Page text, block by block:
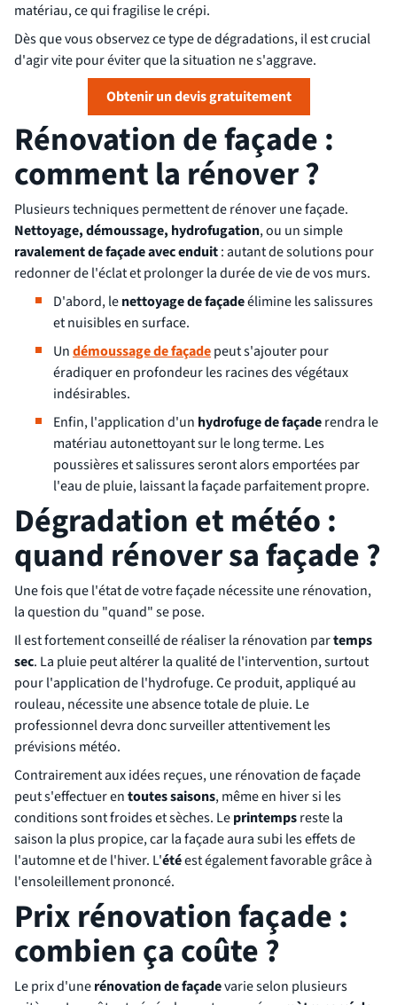
matériau, ce qui fragilise le crépi.
Dès que vous observez ce type de dégradations, il est crucial
d'agir vite pour éviter que la situation ne s'aggrave.
Obtenir un devis gratuitement
Rénovation de façade :
comment la rénover ?
Plusieurs techniques permettent de rénover une façade.
Nettoyage, démoussage, hydrofugation, ou un simple
ravalement de façade avec enduit: autant de solutions pour
redonner de l'éclat et prolonger la durée de vie de vos murs.
D'abord, lenettoyage de façadeélimine les salissures
et nuisibles en surface.
Undémoussage de façadepeut s'ajouter pour
éradiquer en profondeur les racines des végétaux
indésirables.
Enfin, l'application d'un hydrofuge de façaderendra le
matériau autonettoyant sur le long terme. Les
poussières et salissures seront alors emportées par
l'eau de pluie, laissant la façade parfaitement propre.
Dégradation et météo :
quand rénover sa façade ?
Une fois que l'état de votre façade nécessite une rénovation,
la question du "quand" se pose.
Il est fortement conseillé de réaliser la rénovation partemps
sec. La pluie peut altérer la qualité de l'intervention, surtout
pour l'application de l'hydrofuge. Ce produit, appliqué au
rouleau, nécessite une absence totale de pluie. Le
professionnel devra donc surveiller attentivement les
prévisions météo.
Contrairement aux idées reçues, une rénovation de façade
peut s'effectuer entoutes saisons, même en hiver si les
conditions sont froides et sèches. Leprintempsreste la
saison la plus propice, car la façade aura subi les effets de
l'automne et de l'hiver. L'étéest également favorable grâce à
l'ensoleillement prononcé.
Prix rénovation façade :
combien ça coûte ?
Le prix d'unerénovation de façadevarie selon plusieurs